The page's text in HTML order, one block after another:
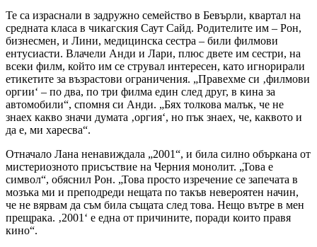
Те са израснали в задружно семейство в Бевърли, квартал на
средната класа в чикагския Саут Сайд. Родителите им – Рон,
бизнесмен, и Лини, медицинска сестра – били филмови
ентусиасти. Влачели Анди и Лари, плюс двете им сестри, на
всеки филм, който им се струвал интересен, като игнорирали
етикетите за възрастови ограничения. „Правехме си ‚филмови
оргии‘ – по два, по три филма един след друг, в кина за
автомобили“, спомня си Анди. „Бях толкова малък, че не
знаех какво значи думата ‚оргия‘, но пък знаех, че, каквото и
да е, ми харесва“.
Отначало Лана ненавиждала „2001“, и била силно объркана от
мистериозното присъствие на Черния монолит. „Това е
символ“, обяснил Рон. „Това просто изречение се запечата в
мозъка ми и преподреди нещата по такъв невероятен начин,
че не вярвам да съм била същата след това. Нещо вътре в мен
прещрака. ‚2001‘ е една от причините, поради които правя
кино“.